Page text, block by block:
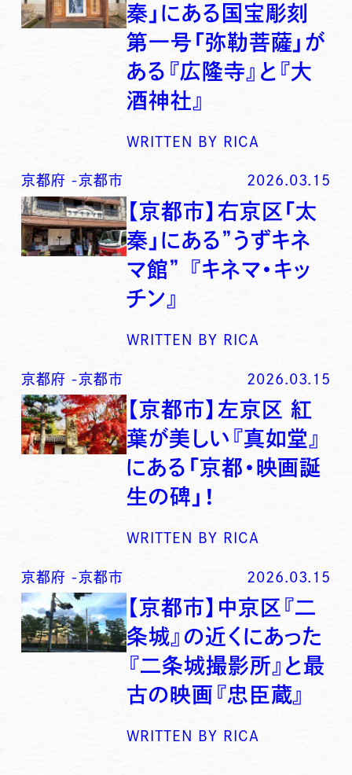
秦」にある国宝彫刻
第一号「弥勒菩薩」が
ある『広隆寺』と『大
酒神社』
WRITTEN BY RICA
京都府 -京都市 2026.03.15
【京都市】右京区「太
秦」にある”うずキネ
マ館” 『キネマ・キッ
チン』
WRITTEN BY RICA
京都府 -京都市 2026.03.15
【京都市】左京区 紅
葉が美しい『真如堂』
にある「京都・映画誕
生の碑」！
WRITTEN BY RICA
京都府 -京都市 2026.03.15
【京都市】中京区『二
条城』の近くにあった
『二条城撮影所』と最
古の映画『忠臣蔵』
WRITTEN BY RICA